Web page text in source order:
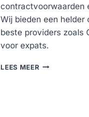
contractvoorwaarden
Wij bieden een helder
beste providers zoals
voor expats.
LEES MEERBESTE